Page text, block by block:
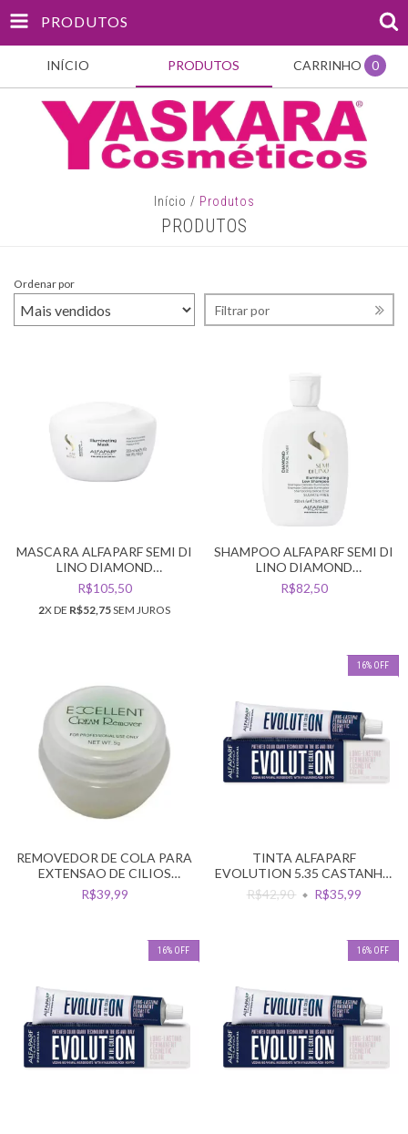
PRODUTOS
INÍCIO PRODUTOS CARRINHO 0
Início / Produtos
PRODUTOS
Ordenar por
Filtrar por
MASCARA ALFAPARF SEMI DI
LINO DIAMOND
ILLUMINATING 200ML
R$105,50
2X DE R$52,75SEM JUROS
SHAMPOO ALFAPARF SEMI DI
LINO DIAMOND
ILLUMINATING 250ML
R$82,50
REMOVEDOR DE COLA PARA
EXTENSAO DE CILIOS
EXCELLENT CREAM 5G
R$39,99
16% OFF
TINTA ALFAPARF
EVOLUTION 5.35 CASTANHO
CLARO DOURADO ACAJU
R$42,90 R$35,99
16% OFF 16% OFF